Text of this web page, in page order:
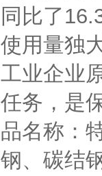
同比了
使用量独
工业企业
任务，是
品名称：
钢、碳结